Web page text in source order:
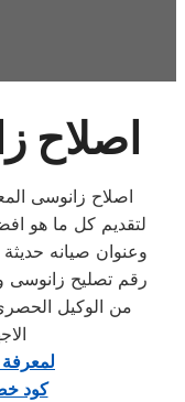
اصلاح
اصلاح زانوسى
لتقديم كل ما هو
وعنوان صيانه
رقم تصليح زانوسى
من الوكيل
كود